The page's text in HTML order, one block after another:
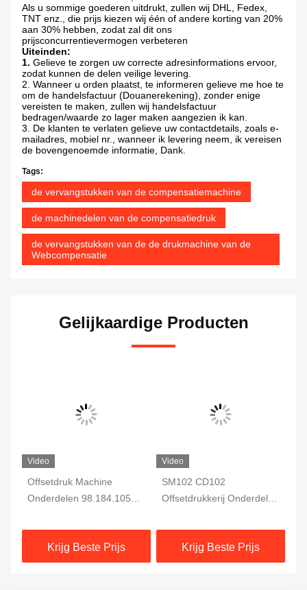
Als u sommige goederen uitdrukt, zullen wij DHL, Fedex,
TNT enz., die prijs kiezen wij één of andere korting van 20%
aan 30% hebben, zodat zal dit ons
prijsconcurrentievermogen verbeteren
Uiteinden:
1. Gelieve te zorgen uw correcte adresinformations ervoor,
zodat kunnen de delen veilige levering.
2. Wanneer u orden plaatst, te informeren gelieve me hoe te
om de handelsfactuur (Douanerekening), zonder enige
vereisten te maken, zullen wij handelsfactuur
bedragen/waarde zo lager maken aangezien ik kan.
3. De klanten te verlaten gelieve uw contactdetails, zoals e-
mailadres, mobiel nr., wanneer ik levering neem, ik vereisen
de bovengenoemde informatie, Dank.
Tags:
de vervangstukken van de compensatiemachine
de machinedelen van de compensatiedruk
de vervangstukken van de de drukmachine van de
Webcompensatie
Gelijkaardige Producten
Video
Offsetdruk Machine
Onderdelen 98.184.1051
Drukmachine
Elektromagnetische Klep
Krijg Beste Prijs
Video
SM102 CD102
Offsetdrukkerij Onderdelen
Krijg Beste Prijs